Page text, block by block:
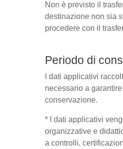
Non è previsto il
destinazione non sia
procedere con il
Periodo di
I dati applicativi
necessario a
conservazione.
* I dati applicativi
organizzative e
a controlli,